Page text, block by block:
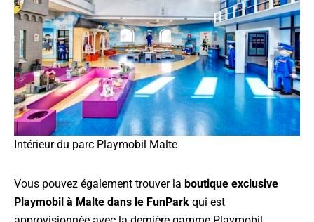
Intérieur du parc Playmobil Malte
Vous pouvez également trouver la boutique exclusive
Playmobil à Malte dans le FunPark qui est